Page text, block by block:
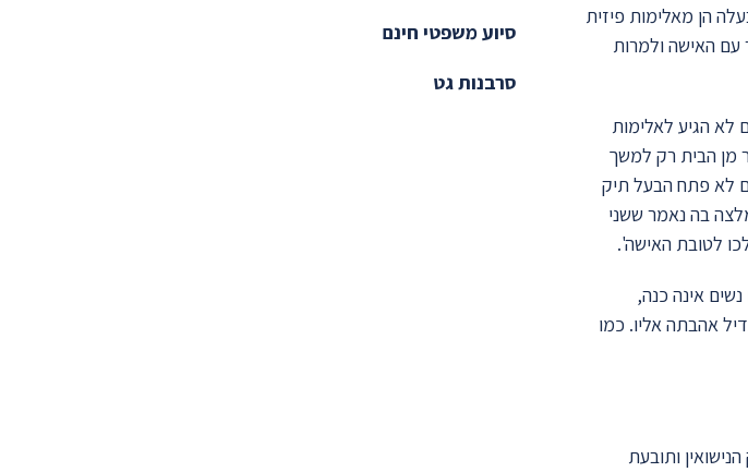
הן מאלימות פיזית
עם האישה ולמרות
לא הגיע לאלימות
מן הבית רק למשך
לא פתח הבעל תיק
בה נאמר ששני
לטובת האישה'.
אינה כנה,
אהבתה אליו. כמו
ותובעת
סיוע משפטי חינם
סרבנות גט